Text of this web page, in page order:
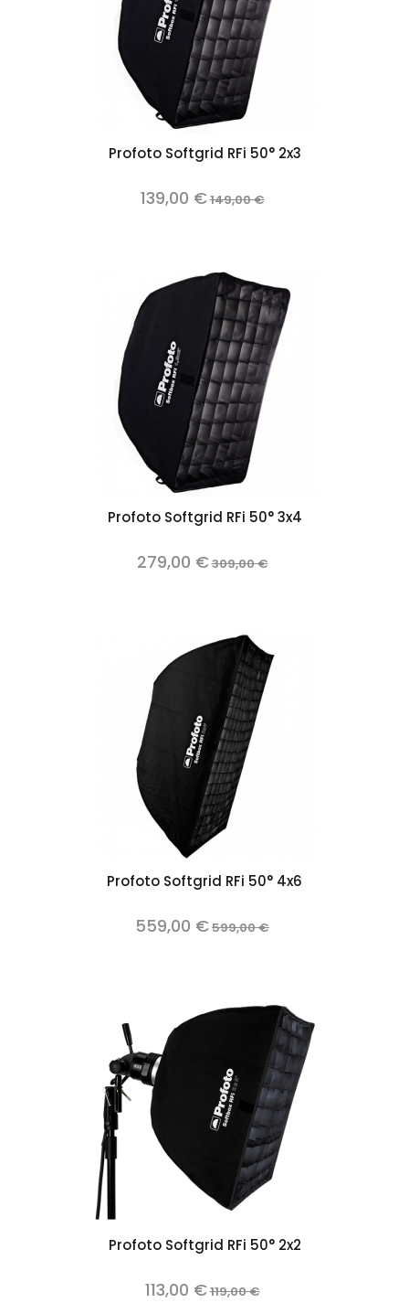
Profoto Softgrid RFi 50° 2x3
139,00 €149,00 €
Profoto Softgrid RFi 50° 3x4
279,00 €309,00 €
Profoto Softgrid RFi 50° 4x6
559,00 €599,00 €
Profoto Softgrid RFi 50° 2x2
113,00 €119,00 €